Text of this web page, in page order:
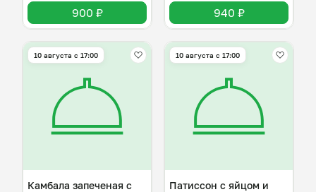
900 ₽ 940 ₽
10 августа с 17:00
Камбала запеченая с
10 августа с 17:00
Патиссон с яйцом и